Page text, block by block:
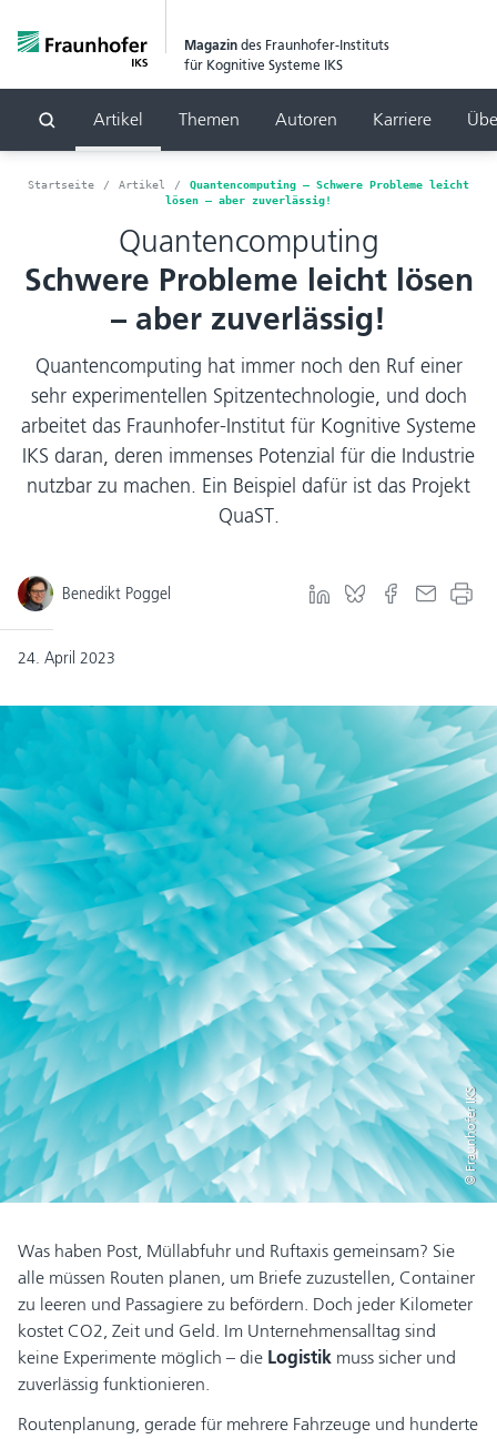
Magazin des Fraunhofer-Instituts
für Kognitive Systeme IKS
Suchen
Artikel Themen Autoren Karriere
Startseite Artikel
Quantencomputing – Schwere Probleme leicht
lösen – aber zuverlässig!
Quantencomputing
Schwere Probleme leicht lösen
– aber zuverlässig!
Quantencomputing hat immer noch den Ruf einer
sehr experimentellen Spitzentechnologie, und doch
arbeitet das Fraunhofer-Institut für Kognitive Systeme
IKS daran, deren immenses Potenzial für die Industrie
nutzbar zu machen. Ein Beispiel dafür ist das Projekt
QuaST.
Benedikt Poggel
24. April 2023
© Fraunhofer IKS
Was haben Post, Müllabfuhr und Ruftaxis gemeinsam? Sie
alle müssen Routen planen, um Briefe zuzustellen, Container
zu leeren und Passagiere zu befördern. Doch jeder Kilometer
kostet CO2, Zeit und Geld. Im Unternehmensalltag sind
keine Experimente möglich – die Logistik muss sicher und
zuverlässig funktionieren.
Routenplanung, gerade für mehrere Fahrzeuge und hunderte